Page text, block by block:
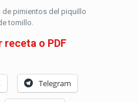
pimientos del piquillo
tomillo.
receta o PDF
Telegram